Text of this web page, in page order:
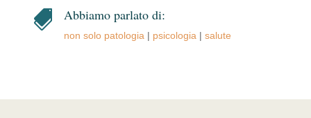
 Abbiamo parlato di:
non solo patologia | psicologia | salute